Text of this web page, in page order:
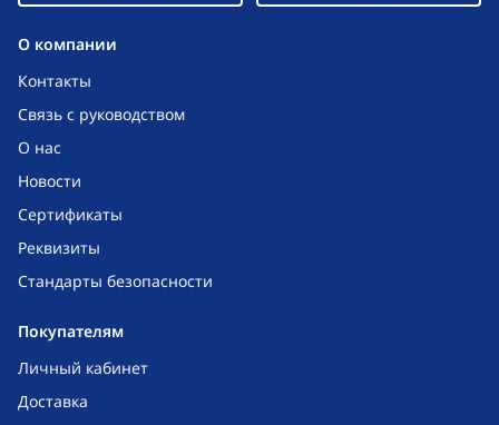
O компании
Контакты
Связь с руководством
О нас
Новости
Сертификаты
Реквизиты
Стандарты безопасности
Покупателям
Личный кабинет
Доставка